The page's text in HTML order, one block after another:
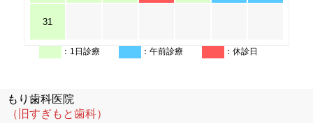
31
：1日診療 ：午前診療 ：休診日
もり歯科医院
（旧すぎもと歯科）